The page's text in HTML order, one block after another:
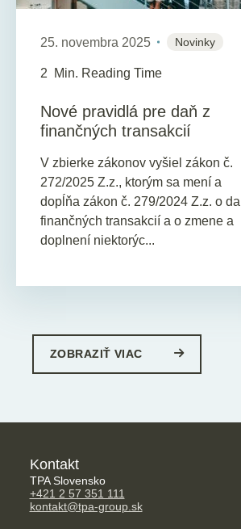
25. novembra 2025 Novinky
2 Min. Reading Time
Nové pravidlá pre daň z
finančných transakcií
V zbierke zákonov vyšiel zákon č.
272/2025 Z.z., ktorým sa mení a
dopĺňa zákon č. 279/2024 Z.z. o
finančných transakcií a o zmene a
doplnení niektorýc...
ZOBRAZIŤ VIAC
Kontakt
TPA Slovensko
+421 2 57 351 111
kontakt@tpa-group.sk